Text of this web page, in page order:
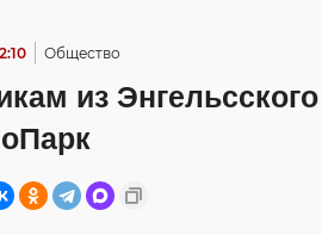
Общество
из